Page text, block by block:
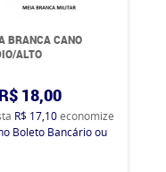
BRANCA CANO
ALTO
R$ 18,00
R$ 17,10economize
Boleto Bancário ou